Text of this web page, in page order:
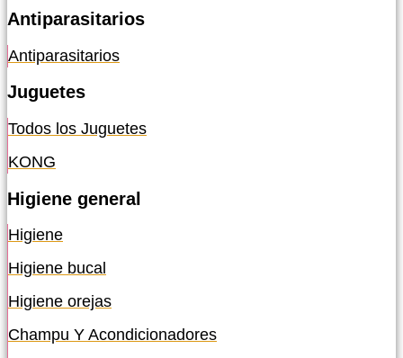
Antiparasitarios
Antiparasitarios
Juguetes
Todos los Juguetes
KONG
Higiene general
Higiene
Higiene bucal
Higiene orejas
Champu Y Acondicionadores